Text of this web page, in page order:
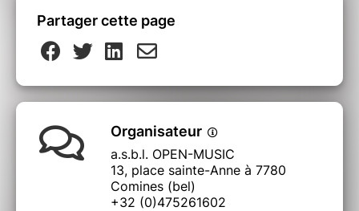
Partager cette page
Organisateur
a.s.b.l. OPEN-MUSIC
13, place sainte-Anne à 7780
Comines (bel)
+32 (0)475261602